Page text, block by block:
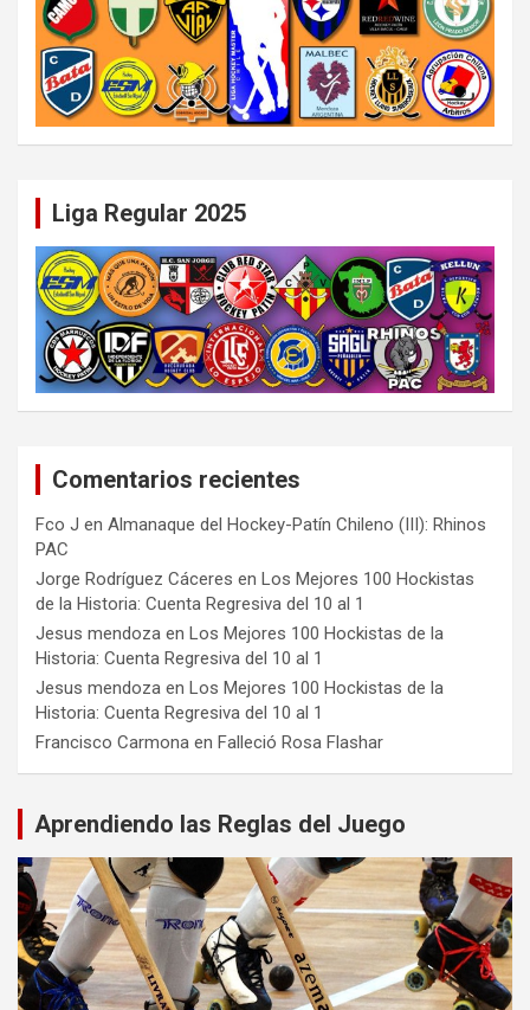
Liga Regular 2025
Comentarios recientes
Fco J en Almanaque del Hockey-Patín Chileno (III): Rhinos
PAC
Jorge Rodríguez Cáceres en Los Mejores 100 Hockistas
de la Historia: Cuenta Regresiva del 10 al 1
Jesus mendoza en Los Mejores 100 Hockistas de la
Historia: Cuenta Regresiva del 10 al 1
Jesus mendoza en Los Mejores 100 Hockistas de la
Historia: Cuenta Regresiva del 10 al 1
Francisco Carmona en Falleció Rosa Flashar
Aprendiendo las Reglas del Juego